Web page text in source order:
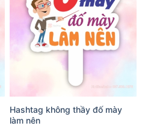
Hashtag không thầy đố mày
làm nên